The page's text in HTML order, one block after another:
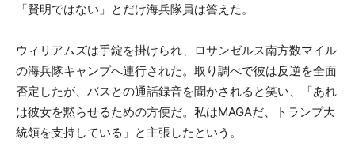
「賢明ではない」とだけ海兵隊員は答えた。
ウィリアムズは手錠を掛けられ、ロサンゼルス南方数マイル
の海兵隊キャンプへ連行された。取り調べで彼は反逆を全面
否定したが、バスとの通話録音を聞かされると笑い、「あれ
は彼女を黙らせるための方便だ。私はMAGAだ、トランプ大
統領を支持している」と主張したという。